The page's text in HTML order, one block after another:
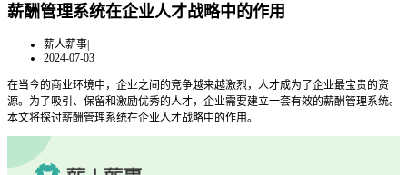
薪酬管理系统在企业人才战略中的作用
薪人薪事|
2024-07-03
在当今的商业环境中，企业之间的竞争越来越激烈，人才成为了企业最宝贵的资
源。为了吸引、保留和激励优秀的人才，企业需要建立一套有效的薪酬管理系统。
本文将探讨薪酬管理系统在企业人才战略中的作用。